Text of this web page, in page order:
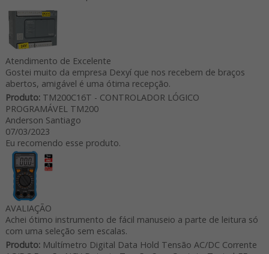
Atendimento de Excelente
Gostei muito da empresa Dexyí que nos recebem de braços
abertos, amigável é uma ótima recepção.
Produto:TM200C16T - CONTROLADOR LÓGICO
PROGRAMÁVEL TM200
Anderson Santiago
07/03/2023
Eu recomendo esse produto.
AVALIAÇÃO
Achei ótimo instrumento de fácil manuseio a parte de leitura só
com uma seleção sem escalas.
Produto:Multímetro Digital Data Hold Tensão AC/DC Corrente